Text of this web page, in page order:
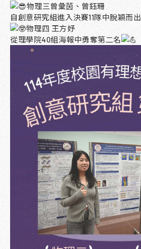
物理三曾彙茵、曾鈺珊
自創意研究組進入決賽11隊中脫穎而出
物理四 王方妤
從理學院40組海報中勇奪第二名